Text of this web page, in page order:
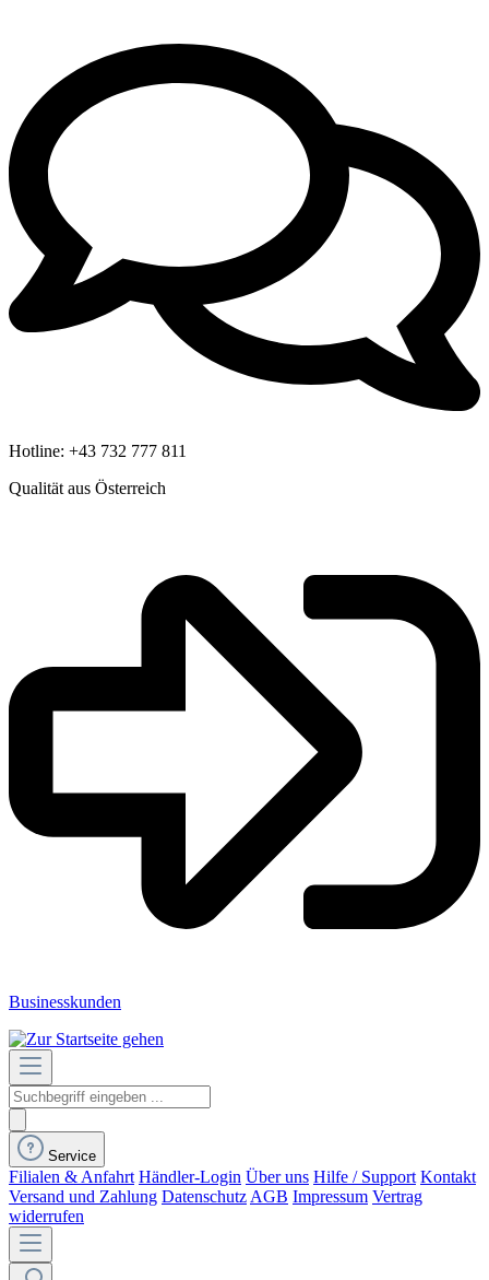
Hotline: +43 732 777 811
Qualität aus Österreich
Businesskunden
Service
Filialen & Anfahrt Händler-Login Über uns Hilfe / Support Kontakt
Versand und Zahlung Datenschutz AGB Impressum Vertrag
widerrufen